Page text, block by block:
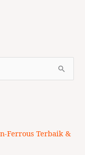
Ferrous Terbaik &